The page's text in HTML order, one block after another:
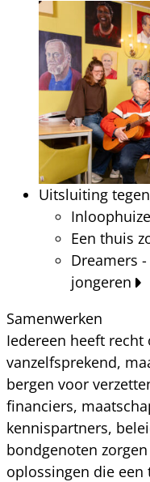
Uitsluiting
Een thuis
Dreamers
jongeren
Samenwerken
Iedereen heeft
vanzelfsprekend,
bergen voor
financiers,
kennispartners,
bondgenoten
oplossingen die een